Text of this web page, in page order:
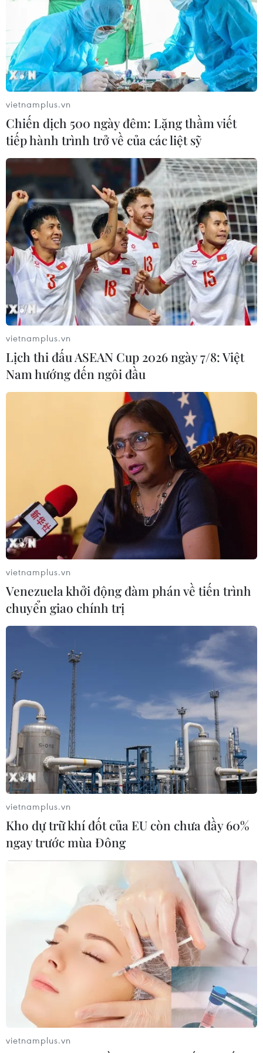
TIN CÙNG CHUYÊN MỤC
Chứng khoán Mỹ rời đỉnh khi giá
năng lượng leo thang
vietnamplus.vn
Chiến dịch 500 ngày đêm: Lặng thầm viết
tiếp hành trình trở về của các liệt sỹ
vietnamplus.vn
Lịch thi đấu ASEAN Cup 2026 ngày 7/8: Việt
Nam hướng đến ngôi đầu
vietnamplus.vn
Venezuela khởi động đàm phán về tiến trình
chuyển giao chính trị
vietnamplus.vn
Kho dự trữ khí đốt của EU còn chưa đầy 60%
ngay trước mùa Đông
vietnamplus.vn